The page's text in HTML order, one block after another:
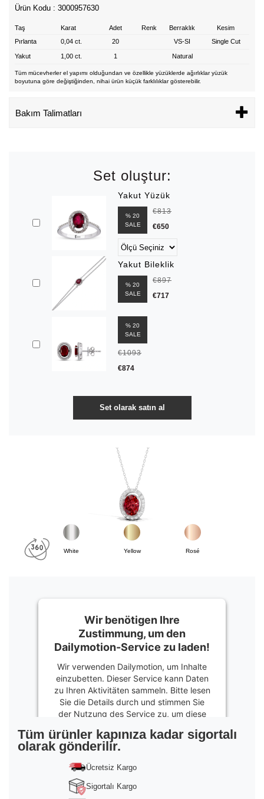
Ürün Kodu : 3000957630
Taş Karat Adet Renk Berraklık
Kesim
Pırlanta
0,04 ct. 20 VS-SI Single Cut
Yakut 1,00 ct. 1 Natural
Tüm mücevherler el yapımı olduğundan ve özellikle yüzüklerde ağırlıklar yüzük
boyutuna göre değiştiğinden, nihai ürün küçük farklılıklar gösterebilir.
Bakım Talimatları
Set oluştur:
Yakut Yüzük
% 20
SALE
€813
€650
Yakut Bileklik
% 20
SALE
€897
€717
% 20
SALE
€1093
€874
White Rosé
Yellow
Wir benötigen Ihre
Zustimmung, um den
Dailymotion-Service zu laden!
Wir verwenden Dailymotion, um Inhalte
einzubetten. Dieser Service kann Daten
zu Ihren Aktivitäten sammeln. Bitte lesen
Sie die Details durch und stimmen Sie
der Nutzung des Service zu, um diese
Mehr
Informationen
Akzeptieren
Tüm ürünler kapınıza kadar sigortalı
olarak gönderilir.
Ücretsiz Kargo
Sigortalı Kargo